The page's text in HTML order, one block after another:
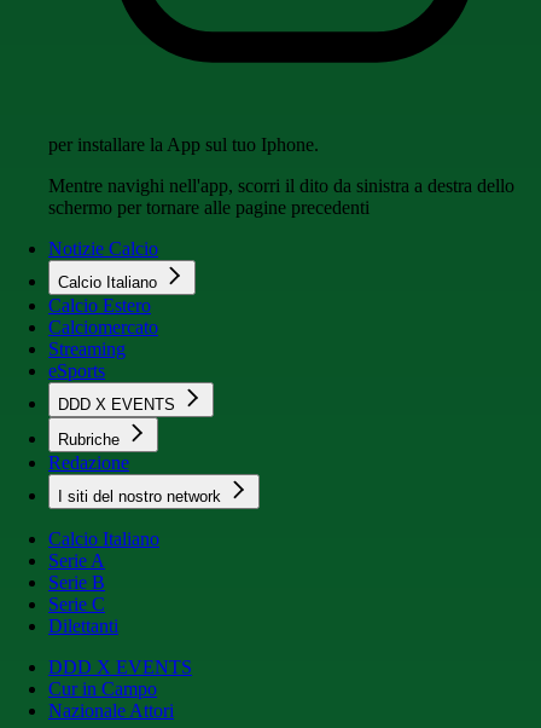
per installare la App sul tuo Iphone.
Mentre navighi nell'app, scorri il dito da sinistra a destra dello
schermo per tornare alle pagine precedenti
Notizie Calcio
Calcio Italiano
Calcio Estero
Calciomercato
Streaming
eSports
DDD X EVENTS
Rubriche
Redazione
I siti del nostro network
Calcio Italiano
Serie A
Serie B
Serie C
Dilettanti
DDD X EVENTS
Cur in Campo
Nazionale Attori